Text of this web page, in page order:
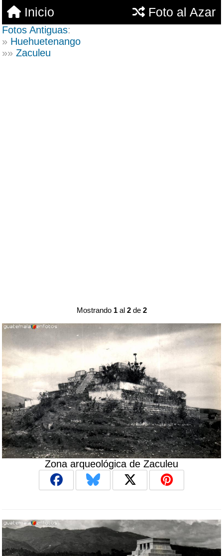
Inicio Foto al Azar
Fotos Antiguas:
» Huehuetenango
»» Zaculeu
Mostrando1al2de2
Zona arqueológica de Zaculeu